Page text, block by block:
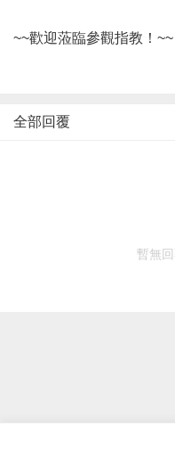
~~歡迎蒞臨參觀指教！~~
全部回覆
暫無